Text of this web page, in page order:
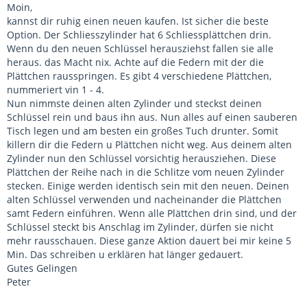
Moin,
kannst dir ruhig einen neuen kaufen. Ist sicher die beste
Option. Der Schliesszylinder hat 6 Schliessplättchen drin.
Wenn du den neuen Schlüssel herausziehst fallen sie alle
heraus. das Macht nix. Achte auf die Federn mit der die
Plättchen rausspringen. Es gibt 4 verschiedene Plättchen,
nummeriert vin 1 - 4.
Nun nimmste deinen alten Zylinder und steckst deinen
Schlüssel rein und baus ihn aus. Nun alles auf einen sauberen
Tisch legen und am besten ein großes Tuch drunter. Somit
killern dir die Federn u Plättchen nicht weg. Aus deinem alten
Zylinder nun den Schlüssel vorsichtig herausziehen. Diese
Plättchen der Reihe nach in die Schlitze vom neuen Zylinder
stecken. Einige werden identisch sein mit den neuen. Deinen
alten Schlüssel verwenden und nacheinander die Plättchen
samt Federn einführen. Wenn alle Plättchen drin sind, und der
Schlüssel steckt bis Anschlag im Zylinder, dürfen sie nicht
mehr rausschauen. Diese ganze Aktion dauert bei mir keine 5
Min. Das schreiben u erklären hat länger gedauert.
Gutes Gelingen
Peter